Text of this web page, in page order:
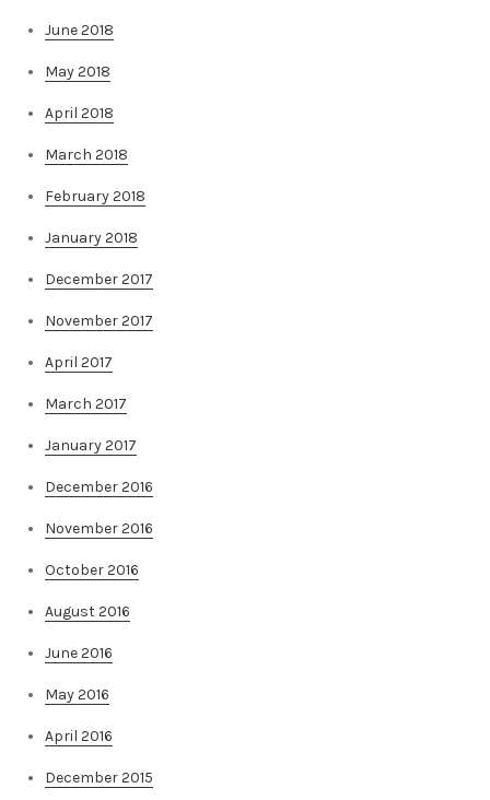
June 2018
May 2018
April 2018
March 2018
February 2018
January 2018
December 2017
November 2017
April 2017
March 2017
January 2017
December 2016
November 2016
October 2016
August 2016
June 2016
May 2016
April 2016
December 2015